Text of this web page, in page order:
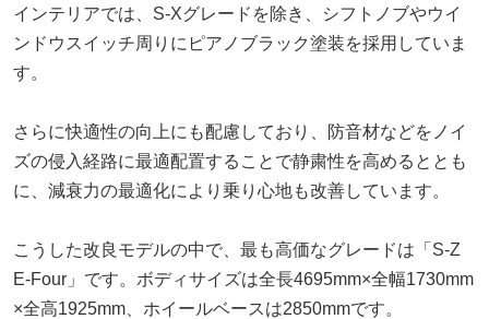
インテリアでは、S-Xグレードを除き、シフトノブやウイ
ンドウスイッチ周りにピアノブラック塗装を採用していま
す。
さらに快適性の向上にも配慮しており、防音材などをノイ
ズの侵入経路に最適配置することで静粛性を高めるととも
に、減衰力の最適化により乗り心地も改善しています。
こうした改良モデルの中で、最も高価なグレードは「S-Z
E-Four」です。ボディサイズは全長4695mm×全幅1730mm
×全高1925mm、ホイールベースは2850mmです。